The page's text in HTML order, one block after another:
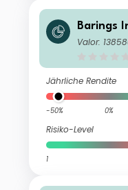
Barings
- Barings
Valor:
Jährliche Rendite
-50% 0%
Risiko-Level
1